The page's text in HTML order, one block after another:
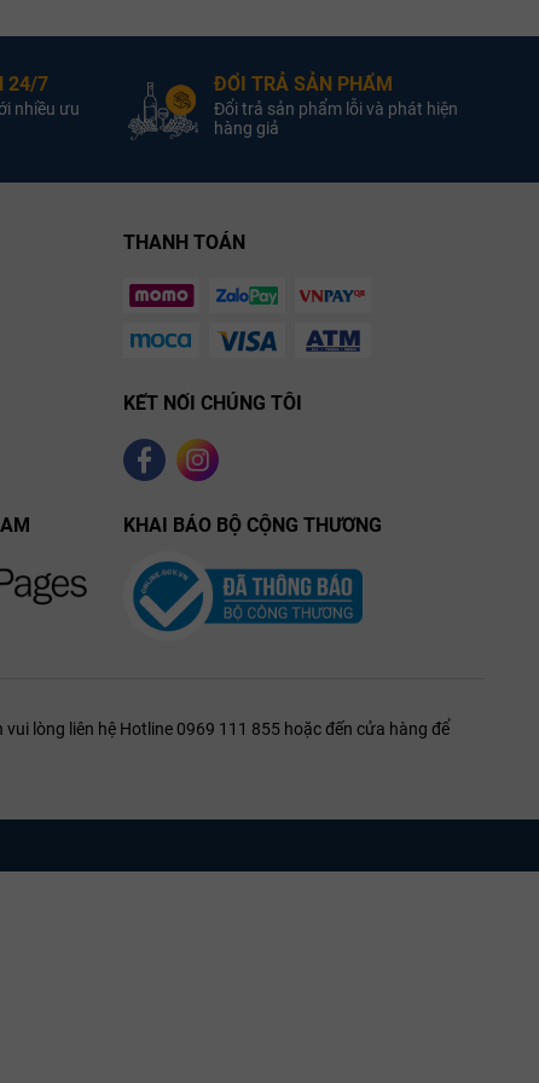
Blend
Dung tích :
750ml
Giống nho:
Blend
Dung tích :
750ml
24/7
nhiều ưu
ĐỔI TRẢ SẢN PHẨM
Đổi trả sản phẩm lỗi và phát hiện
hàng giả
THANH TOÁN
KẾT NỐI CHÚNG TÔI
KHAI BÁO BỘ CỘNG THƯƠNG
lòng liên hệ Hotline 0969 111 855 hoặc đến cửa hàng để